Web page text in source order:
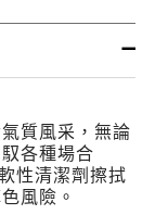
質風采，無論
各種場合
性清潔劑擦拭
風險。